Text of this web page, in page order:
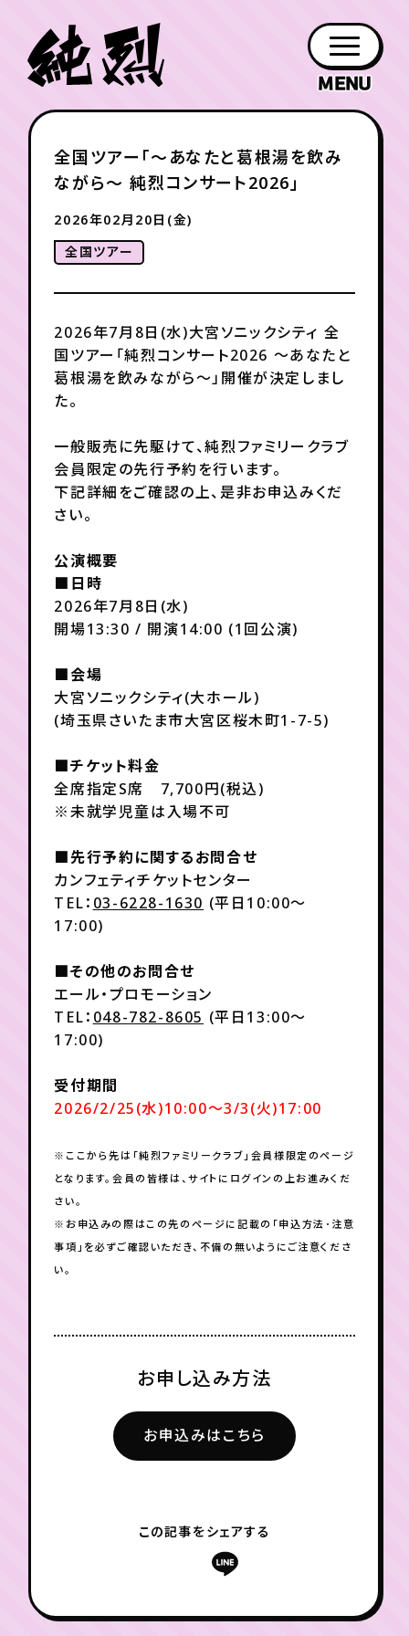
お知らせ
NEWS
日程
SCHEDULE
チケット
TICKET
紹介
PROFILE
作品
DISCOGRAPHY
日記
BLOG
グッズ
GOODS
ホーム
ファン
クラブ
年会員制ファンクラブ
チケット
TICKET FC NEWS
月会員制ファンクラブ
会員登録 ログイン
会員登録 ログイン
チケット
月会員制ファンクラブ
全国ツアー「〜あなたと葛根湯を飲み
ながら〜 純烈コンサート2026」
2026年02月20日(金)
全国ツアー
2026年7月8日(水)大宮ソニックシティ 全
国ツアー「純烈コンサート2026 ～あなたと
葛根湯を飲みながら～」開催が決定しまし
た。
一般販売に先駆けて、純烈ファミリークラブ
会員限定の先行予約を行います。
下記詳細をご確認の上、是非お申込みくだ
さい。
公演概要
■日時
2026年7月8日(水)
開場13:30 / 開演14:00 (1回公演)
■会場
大宮ソニックシティ(大ホール)
(埼玉県さいたま市大宮区桜木町1-7-5)
■チケット料金
全席指定S席 7,700円(税込)
※未就学児童は入場不可
■先行予約に関するお問合せ
カンフェティチケットセンター
TEL： 03-6228-1630 (平日10:00～
17:00)
■その他のお問合せ
エール・プロモーション
TEL： 048-782-8605 (平日13:00～
17:00)
受付期間
2026/2/25(水)10:00～3/3(火)17:00
※ここから先は「純烈ファミリークラブ」会員様限定のページ
となります。会員の皆様は、サイトにログインの上お進みくだ
さい。
※お申込みの際はこの先のページに記載の「申込方法･注意
事項」を必ずご確認いただき、不備の無いようにご注意くださ
い。
お申し込み方法
お申込みはこちら
この記事をシェアする